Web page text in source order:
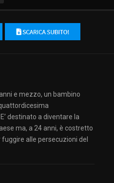
e mezzo, un bambino
destinato a diventare la
ma, a 24 anni, è costretto
fuggire alle persecuzioni del